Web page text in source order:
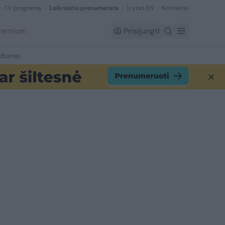
TV programa Laikraščio prenumerata Lrytas EN Kontaktai
Prisijungti